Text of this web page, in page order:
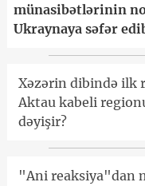
münasibətlərinin
Ukraynaya səfər
Xəzərin dibində ilk
Aktau kabeli
dəyişir?
"Ani reaksiya"dan